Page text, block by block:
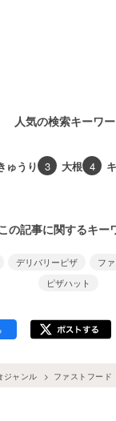
人気の検索キーワ
ゅうり 3 大根 4
の記事に関するキー
デリバリーピザ
フ
ピザハット
ジャンル ファストフード